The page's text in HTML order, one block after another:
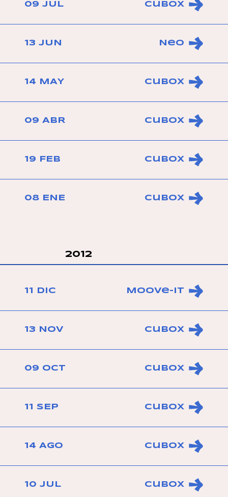
09 JUL Cubox
13 JUN Neo
14 MAY Cubox
09 ABR Cubox
19 FEB Cubox
08 ENE Cubox
2012
11 DIC Moove-IT
13 NOV Cubox
09 OCT Cubox
11 SEP Cubox
14 AGO Cubox
10 JUL Cubox